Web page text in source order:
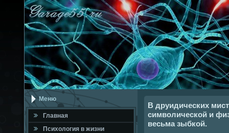
Меню
Главная
Психология в жизни
В друидических
символической и
весьма зыбкой.